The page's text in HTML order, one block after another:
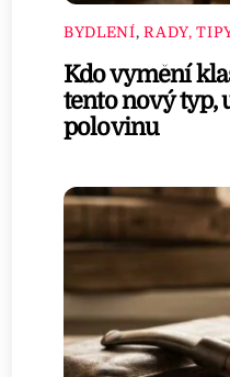
BYDLENÍ,RADY,
Kdo vymění
tento nový typ,
polovinu